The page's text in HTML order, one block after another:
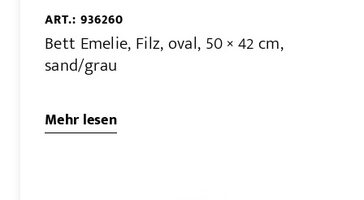
ART.: 936260
Bett Emelie, Filz, oval, 50 × 42 cm,
sand/grau
Mehr lesen